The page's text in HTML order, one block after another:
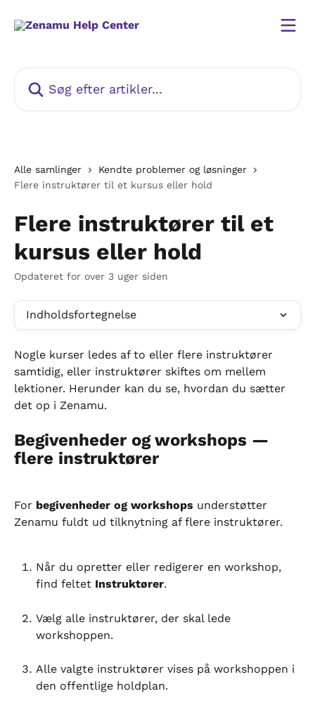
Alle samlinger
Kendte problemer og løsninger
Flere instruktører til et kursus eller hold
Flere instruktører til et
kursus eller hold
Opdateret for over 3 uger siden
Indholdsfortegnelse
Nogle kurser ledes af to eller flere instruktører
samtidig, eller instruktører skiftes om mellem
lektioner. Herunder kan du se, hvordan du sætter
det op i Zenamu.
Begivenheder og workshops —
flere instruktører
For begivenheder og workshops understøtter
Zenamu fuldt ud tilknytning af flere instruktører.
Når du opretter eller redigerer en workshop,
find feltet Instruktører.
Vælg alle instruktører, der skal lede
workshoppen.
Alle valgte instruktører vises på workshoppen i
den offentlige holdplan.